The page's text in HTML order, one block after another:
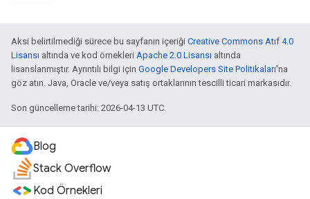
Aksi belirtilmediği sürece bu sayfanın içeriği Creative Commons Atıf 4.0
Lisansı altında ve kod örnekleri Apache 2.0 Lisansı altında
lisanslanmıştır. Ayrıntılı bilgi için Google Developers Site Politikaları'na
göz atın. Java, Oracle ve/veya satış ortaklarının tescilli ticari markasıdır.
Son güncelleme tarihi: 2026-04-13 UTC.
Blog
Stack Overflow
Kod Örnekleri